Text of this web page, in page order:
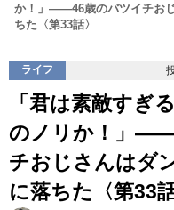
か！」――46歳のバツイチお
ちた〈第33話〉
ライフ
「君は素敵すぎ
のノリか！」
チおじさんはダ
に落ちた〈第33話